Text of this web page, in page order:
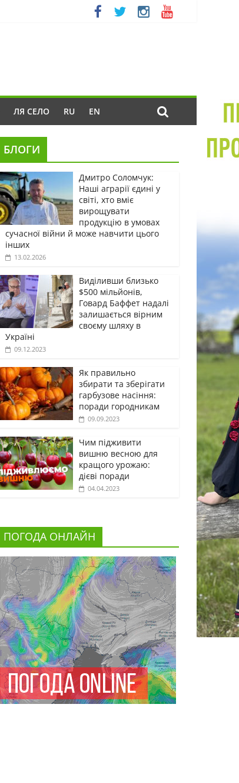
ЛЯ СЕЛО RU EN
БЛОГИ
Дмитро Соломчук:
Наші аграрії єдині у
світі, хто вміє
вирощувати
продукцію в умовах
сучасної війни й може навчити цього
інших
13.02.2026
Виділивши близько
$500 мільйонів,
Говард Баффет надалі
залишається вірним
своєму шляху в
Україні
09.12.2023
Як правильно
збирати та зберігати
гарбузове насіння:
поради городникам
09.09.2023
Чим підживити
вишню весною для
кращого урожаю:
дієві поради
04.04.2023
ПОГОДА ОНЛАЙН